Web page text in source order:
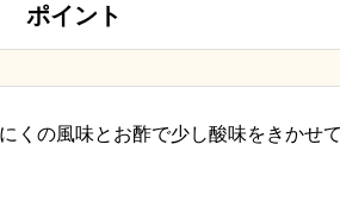
ポイント
くの風味とお酢で少し酸味をきかせ